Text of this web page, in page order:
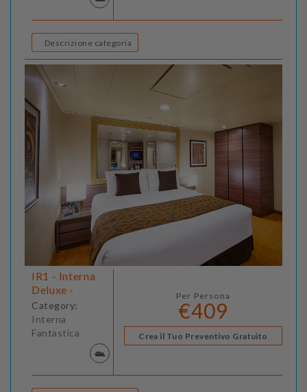
Descrizione categoria
IR1 - Interna
Deluxe -
Category:
Interna
Fantastica
Per Persona
€409
Crea il Tuo Preventivo Gratuito